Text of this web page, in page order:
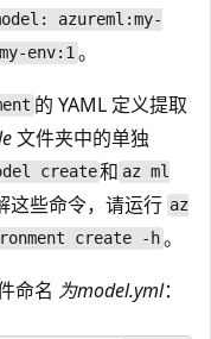
azureml:my-
env:1。
的 YAML 定义提取
文件夹中的单独
create和 az ml
这些命令，请运行 az
create -h。
命名 为model.yml：